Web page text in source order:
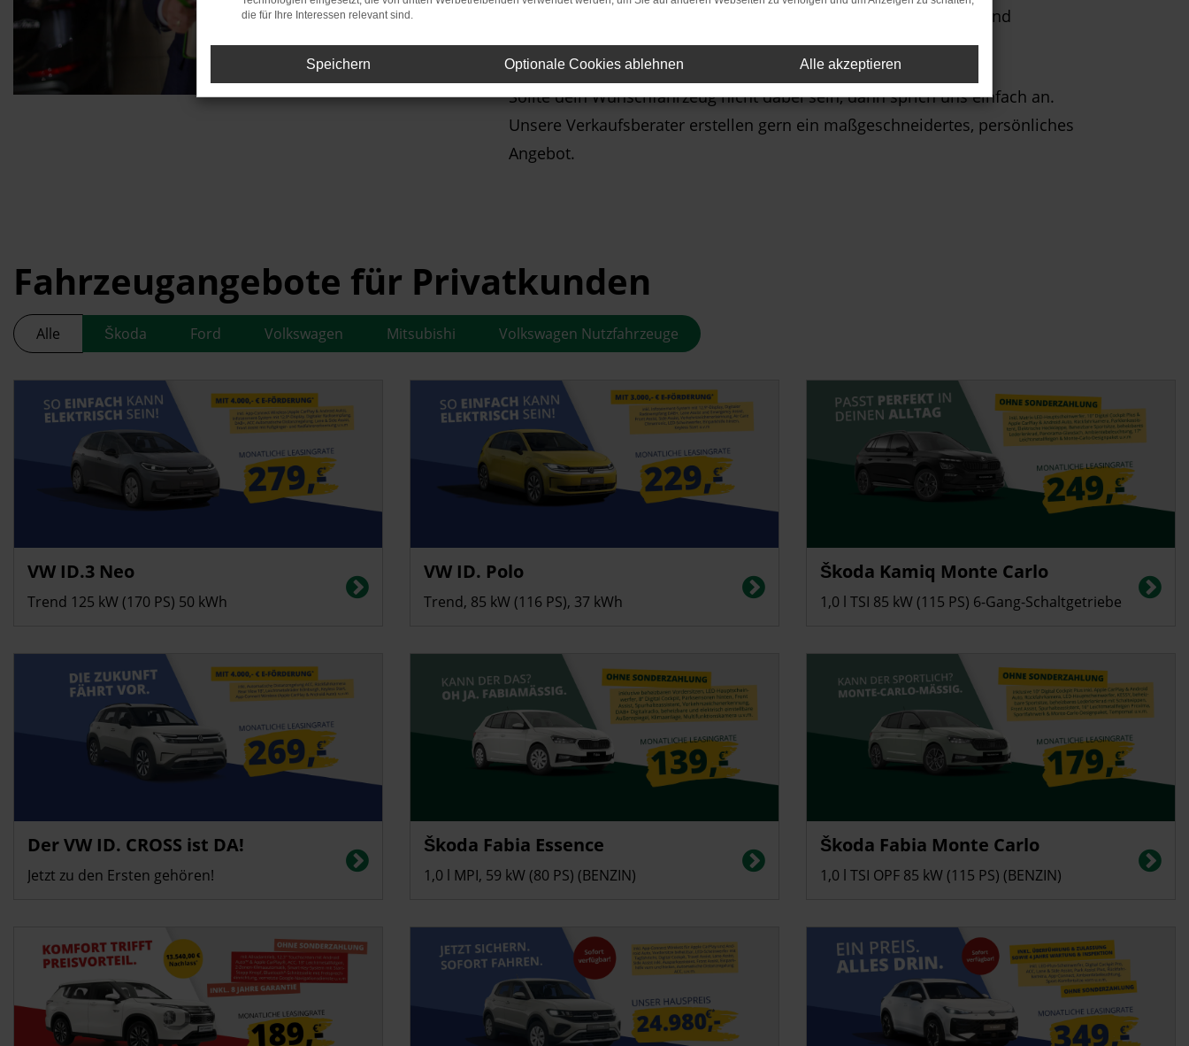
Volkswagen, Volkswagen Nutzfahrzeuge, Škoda, Ford, Dethleffs und
Mitsubishi.
Sollte dein Wunschfahrzeug nicht dabei sein, dann sprich uns einfach an.
Unsere Verkaufsberater erstellen gern ein maßgeschneidertes, persönliches
Angebot.
Fahrzeugangebote für Privatkunden
Alle Škoda Ford Volkswagen Mitsubishi Volkswagen Nutzfahrzeuge
Stromverbrauch in kWh/100 km (kombiniert): 14,0; CO2-Emissionen
(kombiniert): 0 g/km; CO2-Klasse: A, Innerortsreichweite bis 552 km
VW ID.3 Neo
Trend 125 kW (170 PS) 50 kWh
Stromverbrauch in kWh/100 km (kombiniert): 13,8 | CO2-Emissionen
(kombiniert): 0 g/km | CO2-Klasse: A | Elektrische Reichweite (kombiniert):
323 km
VW ID. Polo
Trend, 85 kW (116 PS), 37 kWh
Energieverbrauch in l/100 km (kombiniert): 5,4; CO2-Emissionen
(kombiniert): 123 g/km, CO2-Klasse: D
Škoda Kamiq Monte Carlo
1,0 l TSI 85 kW (115 PS) 6-Gang-Schaltgetriebe
Energieverbrauch in kWh/100 km (kombiniert): 14,4 | CO2-Emissionen
(kombiniert): 0 g/km | CO2-Klasse: A | Elektrische Reichweite: 426 km
Der VW ID. CROSS ist DA!
Jetzt zu den Ersten gehören!
Energieverbrauch in l/100 km (kombiniert): 5,1; CO2-Emissionen
(kombiniert): 116 g/km, CO2-Klasse: D
Škoda Fabia Essence
1,0 l MPI, 59 kW (80 PS) (BENZIN)
Energieverbrauch in l/100 km (kombiniert): 5,4; CO2-Emissionen
(kombiniert): 123 g/km, CO2-Klasse: D
Škoda Fabia Monte Carlo
1,0 l TSI OPF 85 kW (115 PS) (BENZIN)
die für Ihre Interessen relevant sind.
Speichern Optionale Cookies ablehnen Alle akzeptieren